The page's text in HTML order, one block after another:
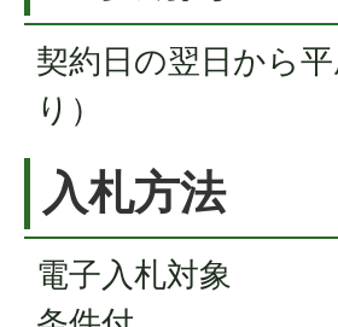
契約日の翌日から
り）
入札方法
電子入札対象